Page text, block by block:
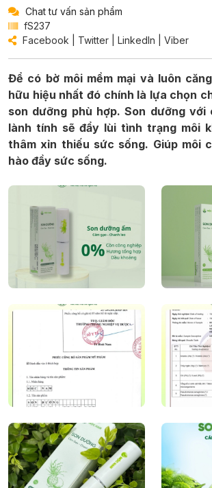
Chat tư vấn sản phẩm
fS237
Facebook
Twitter LinkedIn Viber
Để có bờ môi mềm mại và luôn
hữu hiệu nhất đó chính là lựa chọn
son dưỡng phù hợp. Son dưỡng với
lành tính sẽ đẩy lùi tình trạng môi
thâm xỉn thiếu sức sống. Giúp môi
hào đầy sức sống.